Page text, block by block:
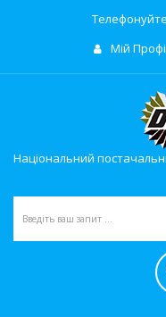
Мій
Національний